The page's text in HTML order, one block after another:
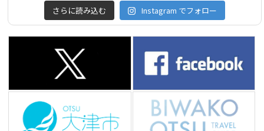
さらに読み込む Instagram でフォロー